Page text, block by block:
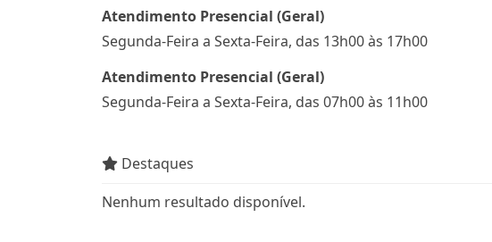
Atendimento Presencial (Geral)
Segunda-Feira a Sexta-Feira, das 13h00 às 17h00
Atendimento Presencial (Geral)
Segunda-Feira a Sexta-Feira, das 07h00 às 11h00
Destaques
Nenhum resultado disponível.